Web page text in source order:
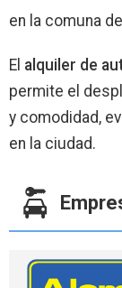
en la comuna
El alquiler de
permite el
y comodidad,
en la ciudad.